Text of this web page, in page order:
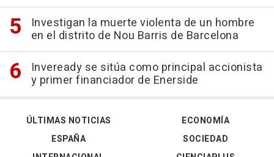
Investigan la muerte violenta de un hombre
en el distrito de Nou Barris de Barcelona
Inveready se sitúa como principal accionista
y primer financiador de Enerside
ÚLTIMAS NOTICIAS
ESPAÑA
ECONOMÍA
SOCIEDAD